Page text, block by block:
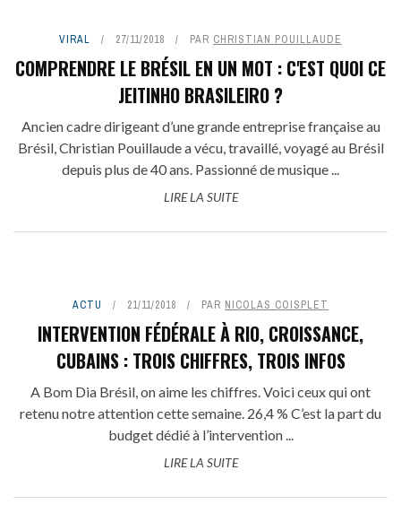
VIRAL 27/11/2018 PAR CHRISTIAN POUILLAUDE
COMPRENDRE LE BRÉSIL EN UN MOT : C'EST QUOI CE
JEITINHO BRASILEIRO ?
Ancien cadre dirigeant d’une grande entreprise française au
Brésil, Christian Pouillaude a vécu, travaillé, voyagé au Brésil
depuis plus de 40 ans. Passionné de musique ...
LIRE LA SUITE
ACTU 21/11/2018 PAR NICOLAS COISPLET
INTERVENTION FÉDÉRALE À RIO, CROISSANCE,
CUBAINS : TROIS CHIFFRES, TROIS INFOS
A Bom Dia Brésil, on aime les chiffres. Voici ceux qui ont
retenu notre attention cette semaine. 26,4 % C’est la part du
budget dédié à l’intervention ...
LIRE LA SUITE